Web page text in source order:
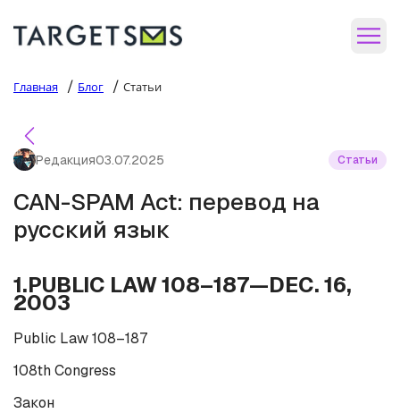
Главная / Блог / Статьи
Редакция03.07.2025 Статьи
CAN-SPAM Act: перевод на
русский язык
1.PUBLIC LAW 108–187—DEC. 16,
2003
Public Law 108–187
108th Congress
Закон